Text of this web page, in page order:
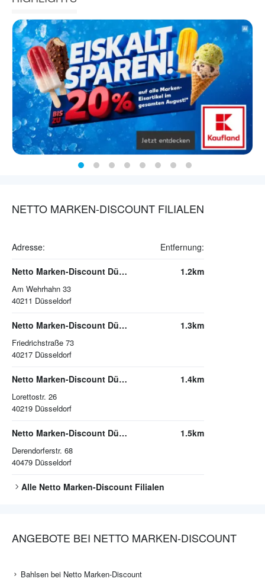
NETTO MARKEN-DISCOUNT FILIALEN
Adresse: Entfernung:
Netto Marken-Discount Düsseldorf
Am Wehrhahn 33
40211 Düsseldorf
1.2km
Netto Marken-Discount Düsseldorf
Friedrichstraße 73
40217 Düsseldorf
1.3km
Netto Marken-Discount Düsseldorf
Lorettostr. 26
40219 Düsseldorf
1.4km
Netto Marken-Discount Düsseldorf
Derendorferstr. 68
40479 Düsseldorf
1.5km
Alle Netto Marken-Discount Filialen
ANGEBOTE BEI NETTO MARKEN-DISCOUNT
Bahlsen bei Netto Marken-Discount